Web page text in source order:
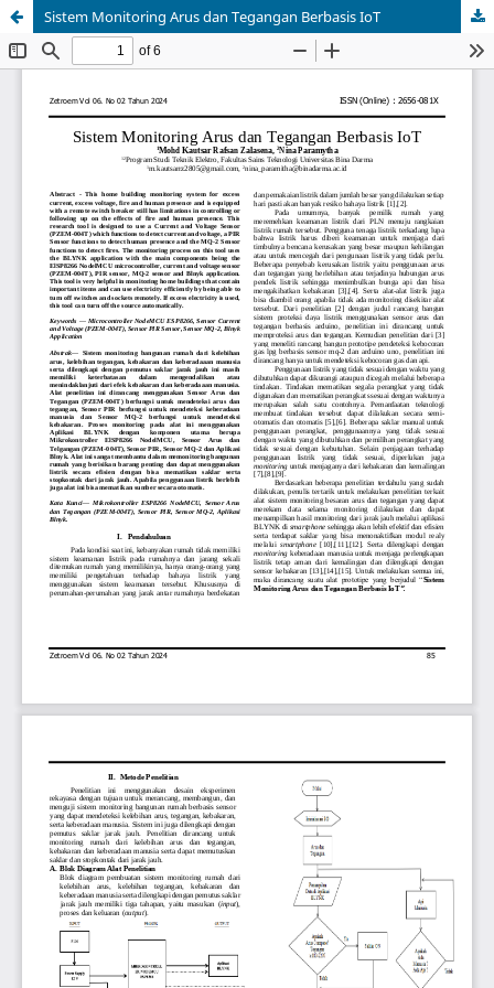
Sistem Monitoring Arus dan Tegangan Berbasis IoT